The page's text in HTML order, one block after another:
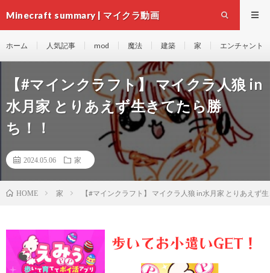
Minecraft summary | マイクラ動画
ホーム 人気記事 mod 魔法 建築 家 エンチャント
【#マインクラフト】 マイクラ人狼 in
水月家 とりあえず生きてたら勝
ち！！
2024.05.06 家
HOME 家 【#マインクラフト】 マイクラ人狼 in水月家 とりあえず